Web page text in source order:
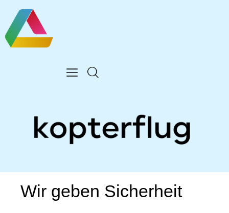
Wir geben Sicherheit